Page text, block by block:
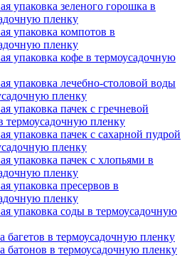
упаковка зеленого горошка в
пленку
упаковка компотов в
пленку
упаковка кофе в термоусадочную
упаковка лечебно-столовой воды
пленку
упаковка пачек с гречневой
термоусадочную пленку
упаковка пачек с сахарной пудрой
пленку
упаковка пачек с хлопьями в
пленку
упаковка пресервов в
пленку
упаковка соды в термоусадочную
багетов в термоусадочную пленку
батонов в термоусадочную пленку